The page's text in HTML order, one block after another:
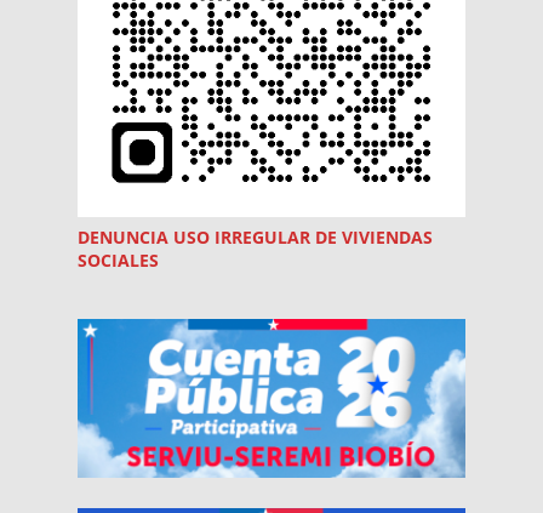
DENUNCIA USO IRREGULAR DE VIVIENDAS
SOCIALES